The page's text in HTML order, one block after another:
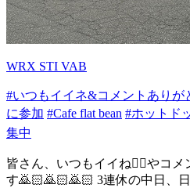
WRX STI VAB
#いつもイイネ&コメントありが
に参加 #Cafe flat bean #ホットド
集中
皆さん、いつもイイね👍🏻やコ
す🙇🏻️🙇🏻️🙇🏻️ 3連休の中日、